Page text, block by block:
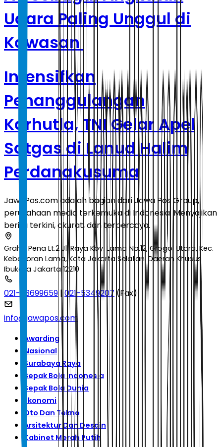
Udara Paling Unggul di
Kawasan
Intensifkan
Penanggulangan
Karhutla, TNI Gelar Apel
Satgas di Lanud Halim
Perdanakusuma
JawaPos.com adalah bagian dari Jawa Pos Group,
perusahaan media terkemuka di Indonesia. Menyajikan
berita terkini, akurat, dan terpercaya.
Graha Pena Lt.2 Jl. Raya Kby. Lama No.12, Grogol Utara, Kec.
Kebayoran Lama, Kota Jakarta Selatan, Daerah Khusus
Ibukota Jakarta 12210
021-53699659 |021-5349207 (Fax)
info@jawapos.com
Awarding
Nasional
Surabaya Raya
Sepak Bola Indonesia
Sepak Bola Dunia
Ekonomi
Oto Dan Tekno
Arsitektur Dan Desain
Kabinet Merah Putih